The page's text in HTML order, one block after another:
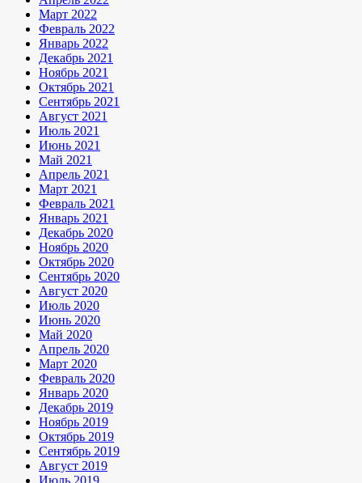
Март 2022
Февраль 2022
Январь 2022
Декабрь 2021
Ноябрь 2021
Октябрь 2021
Сентябрь 2021
Август 2021
Июль 2021
Июнь 2021
Май 2021
Апрель 2021
Март 2021
Февраль 2021
Январь 2021
Декабрь 2020
Ноябрь 2020
Октябрь 2020
Сентябрь 2020
Август 2020
Июль 2020
Июнь 2020
Май 2020
Апрель 2020
Март 2020
Февраль 2020
Январь 2020
Декабрь 2019
Ноябрь 2019
Октябрь 2019
Сентябрь 2019
Август 2019